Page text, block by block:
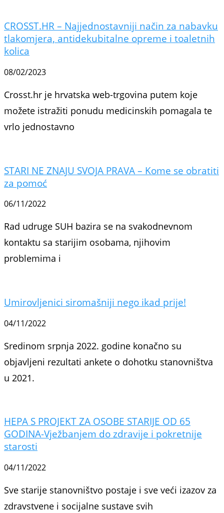
CROSST.HR – Najjednostavniji način za nabavku
tlakomjera, antidekubitalne opreme i toaletnih
kolica
08/02/2023
Crosst.hr je hrvatska web-trgovina putem koje
možete istražiti ponudu medicinskih pomagala te
vrlo jednostavno
STARI NE ZNAJU SVOJA PRAVA – Kome se obratiti
za pomoć
06/11/2022
Rad udruge SUH bazira se na svakodnevnom
kontaktu sa starijim osobama, njihovim
problemima i
Umirovljenici siromašniji nego ikad prije!
04/11/2022
Sredinom srpnja 2022. godine konačno su
objavljeni rezultati ankete o dohotku stanovništva
u 2021.
HEPA S PROJEKT ZA OSOBE STARIJE OD 65
GODINA-Vježbanjem do zdravije i pokretnije
starosti
04/11/2022
Sve starije stanovništvo postaje i sve veći izazov za
zdravstvene i socijalne sustave svih